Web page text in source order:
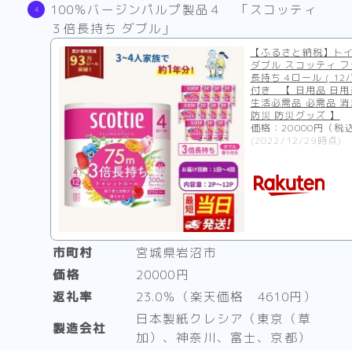
100％バージンパルプ製品４ 「スコッティ
３倍長持ち ダブル」
【ふるさと納税】ト
ダブル スコッティ
長持ち 4ロール ( 12
付き 【 日用品 日用
生活必需品 必需品
防災 防災グッズ 】
価格：20000円（税
(2022/12/29時点)
市町村
宮城県岩沼市
価格
20000円
返礼率
23.0％（楽天価格 4610円）
製造会社
日本製紙クレシア（東京（草
加）、神奈川、富士、京都）